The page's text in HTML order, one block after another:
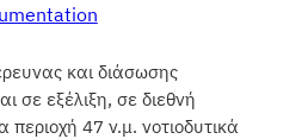
και διάσωσης
σε εξέλιξη, σε διεθνή
47 ν.μ. νοτιοδυτικά